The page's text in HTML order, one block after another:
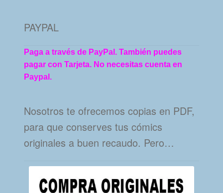
PAYPAL
Paga a través de PayPal. También puedes
pagar con Tarjeta. No necesitas cuenta en
Paypal.
Nosotros te ofrecemos copias en PDF,
para que conserves tus cómics
originales a buen recaudo. Pero…